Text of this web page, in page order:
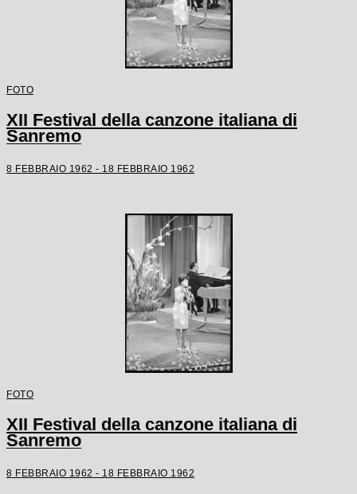
FOTO
XII Festival della canzone italiana di
Sanremo
8 FEBBRAIO 1962 - 18 FEBBRAIO 1962
FOTO
XII Festival della canzone italiana di
Sanremo
8 FEBBRAIO 1962 - 18 FEBBRAIO 1962